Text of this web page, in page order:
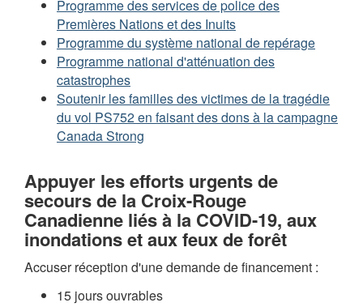
Programme des services de police des
Premières Nations et des Inuits
Programme du système national de repérage
Programme national d'atténuation des
catastrophes
Soutenir les familles des victimes de la tragédie
du vol PS752 en faisant des dons à la campagne
Canada Strong
Appuyer les efforts urgents de
secours de la Croix-Rouge
Canadienne liés à la COVID-19, aux
inondations et aux feux de forêt
Accuser réception d'une demande de financement :
15 jours ouvrables